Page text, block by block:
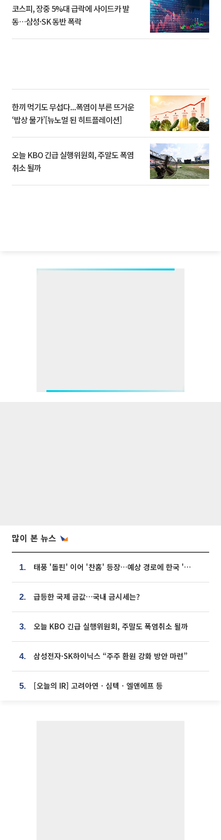
코스피, 장중 5%대 급락에 사이드카 발
동…삼성·SK 동반 폭락
한끼 먹기도 무섭다...폭염이 부른 뜨거운
‘밥상 물가’[뉴노멀 된 히트플레이션]
오늘 KBO 긴급 실행위원회, 주말도 폭염
취소 될까
많이 본 뉴스
1. 태풍 '돌핀' 이어 '찬홈' 등장…예상 경로에 한국 '한숨'
2. 급등한 국제 금값…국내 금시세는?
3. 오늘 KBO 긴급 실행위원회, 주말도 폭염취소 될까
4. 삼성전자·SK하이닉스 “주주 환원 강화 방안 마련”
5. [오늘의 IR] 고려아연ㆍ심텍ㆍ엘앤에프 등